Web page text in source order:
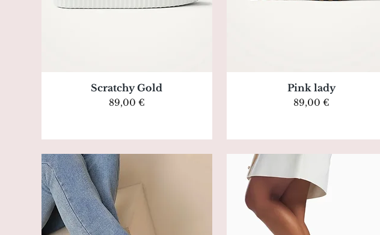
Aperçu rapide
Scratchy Gold
Prix
89,00 €
Aperçu rapide
Pink lady
Prix
89,00 €